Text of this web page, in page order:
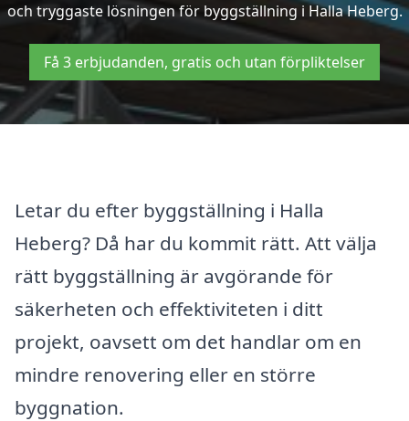
och tryggaste lösningen för byggställning i Halla Heberg.
Få 3 erbjudanden, gratis och utan förpliktelser
Letar du efter byggställning i Halla
Heberg? Då har du kommit rätt. Att välja
rätt byggställning är avgörande för
säkerheten och effektiviteten i ditt
projekt, oavsett om det handlar om en
mindre renovering eller en större
byggnation.